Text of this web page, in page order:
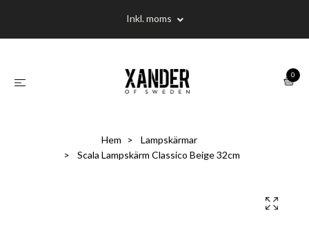
Inkl. moms
0
Hem
Lampskärmar
Scala Lampskärm Classico Beige 32cm